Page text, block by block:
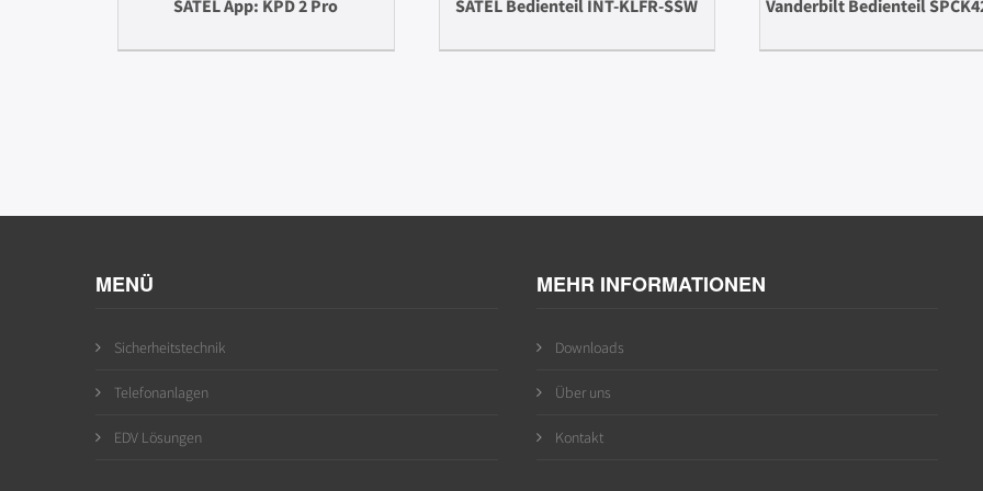
SATEL App: KPD 2 Pro SATEL Bedienteil INT-KLFR-SSW Vanderbilt Bedienteil
MENÜ
Sicherheitstechnik
Telefonanlagen
EDV Lösungen
MEHR INFORMATIONEN
Downloads
Über uns
Kontakt